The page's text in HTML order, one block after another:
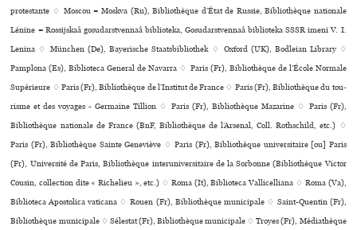
protestante ♢ Moscou = Moskva (Ru), Bibliothèque d’État de Russie, Bibliothèque nationale
Lénine = Rossijskaâ gosudarstvennaâ biblioteka, Gosudarstvennaâ biblioteka SSSR imeni V. I.
Lenina ♢ München (De), Bayerische Staatsbibliothek ♢ Oxford (UK), Bodleian Library ♢
Pamplona (Es), Biblioteca General de Navarra ♢ Paris (Fr), Bibliothèque de l’École Normale
Supérieure ♢ Paris (Fr), Bibliothèque de l’Institut de France ♢ Paris (Fr), Bibliothèque du tou­
risme et des voya­ges - Germaine Tillion ♢ Paris (Fr), Bibliothèque Mazarine ♢ Paris (Fr),
Bibliothèque nationale de France (BnF, Bibliothèque de l’Arsenal, Coll. Rothschild, etc.) ♢
Paris (Fr), Bibliothèque Sainte Geneviève ♢ Paris (Fr), Bibliothèque uni­ver­si­taire [ou] Paris
(Fr), Université de Paris, Bibliothèque inte­ru­ni­ver­si­taire de la Sorbonne (Bibliothèque Victor
Cousin, collection dite « Richelieu », etc.) ♢ Roma (It), Biblioteca Vallicelliana ♢ Roma (Va),
Biblioteca Apostolica vaticana ♢ Rouen (Fr), Bibliothèque muni­ci­pale ♢ Saint-Quentin (Fr),
Bibliothèque muni­ci­pale ♢ Sélestat (Fr), Bibliothèque muni­ci­pale ♢ Troyes (Fr), Médiathèque